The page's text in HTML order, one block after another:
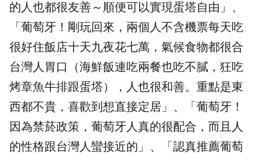
的人也都很友善～順便可以實現蛋塔自由」、
「葡萄牙！剛玩回來，兩個人不含機票每天吃
很好住飯店十天九夜花七萬，氣候食物都很合
台灣人胃口（海鮮飯連吃兩餐也吃不膩，狂吃
烤章魚牛排跟蛋塔），人也很和善。重點是東
西都不貴，喜歡到想直接定居」、「葡萄牙！
因為禁菸政策，葡萄牙人真的很配合，而且人
的性格跟台灣人蠻接近的」、「認真推薦葡萄